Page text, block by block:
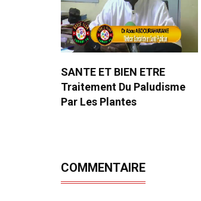
SANTE ET BIEN ETRE
Traitement Du Paludisme
Par Les Plantes
COMMENTAIRE